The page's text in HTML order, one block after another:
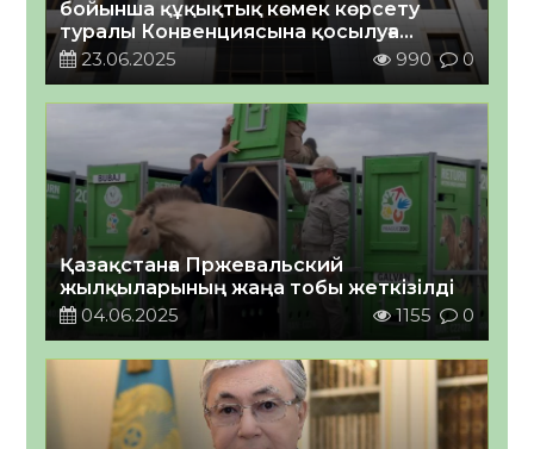
бойынша құқықтық көмек көрсету
туралы Конвенциясына қосылуға
шақыру туралы
23.06.2025 990 0
Қазақстанға Пржевальский
жылқыларының жаңа тобы жеткізілді
04.06.2025
1155 0